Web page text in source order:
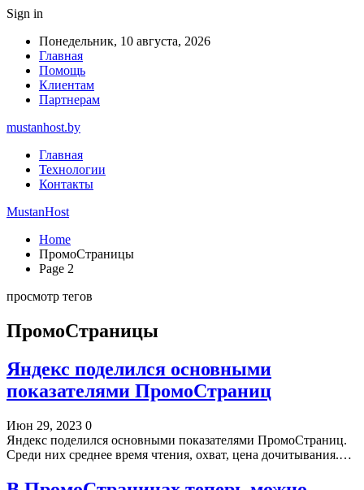
Sign in
Понедельник, 10 августа, 2026
Главная
Помощь
Клиентам
Партнерам
mustanhost.by
Главная
Технологии
Контакты
MustanHost
Home
ПромоСтраницы
Page 2
просмотр тегов
ПромоСтраницы
Яндекс поделился основными
показателями ПромоСтраниц
Июн 29, 2023 0
Яндекс поделился основными показателями ПромоСтраниц.
Среди них среднее время чтения, охват, цена дочитывания.…